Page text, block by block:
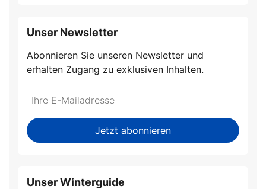
Unser Newsletter
Abonnieren Sie unseren Newsletter und
erhalten Zugang zu exklusiven Inhalten.
Do
fill
this
*Ihre
Mailadresse:
Jetzt abonnieren
Unser Winterguide